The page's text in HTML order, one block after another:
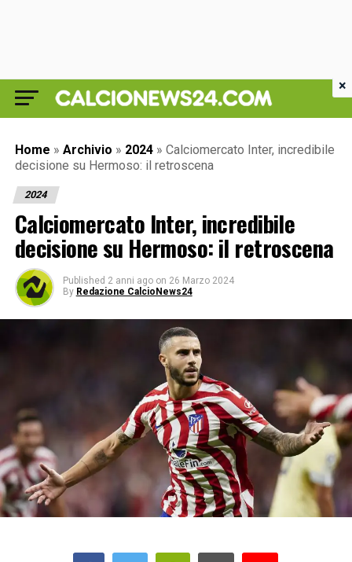
Home » Archivio » 2024 » Calciomercato Inter, incredibile
decisione su Hermoso: il retroscena
2024
Calciomercato Inter, incredibile
decisione su Hermoso: il retroscena
Published 2 anni ago on 26 Marzo 2024
By Redazione CalcioNews24
×